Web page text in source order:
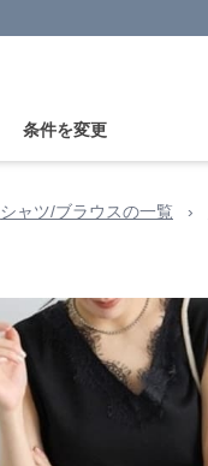
条件を変更
シャツ/ブラウスの一覧 ›